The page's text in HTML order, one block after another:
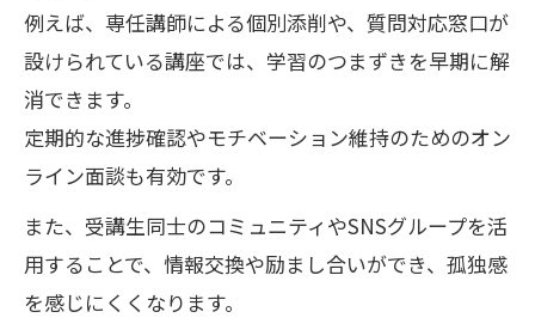
例えば、専任講師による個別添削や、質問対応窓口が
設けられている講座では、学習のつまずきを早期に解
消できます。
定期的な進捗確認やモチベーション維持のためのオン
ライン面談も有効です。
また、受講生同士のコミュニティやSNSグループを活
用することで、情報交換や励まし合いができ、孤独感
を感じにくくなります。